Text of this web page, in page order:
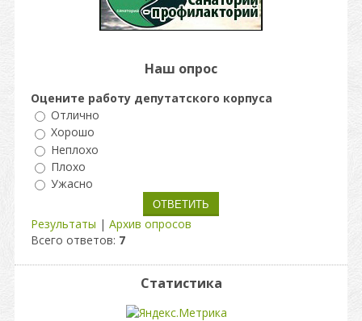
Наш опрос
Оцените работу депутатского корпуса
Отлично
Хорошо
Неплохо
Плохо
Ужасно
Результаты | Архив опросов
Всего ответов: 7
Статистика